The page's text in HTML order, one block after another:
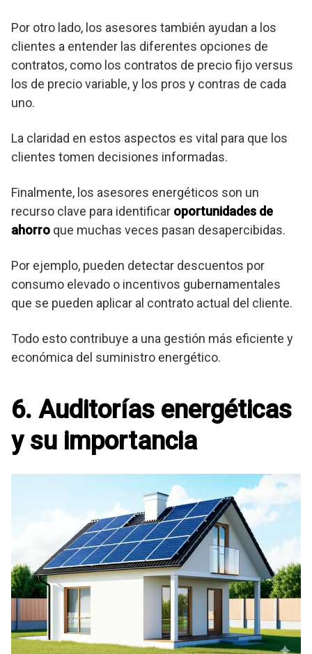
Por otro lado, los asesores también ayudan a los
clientes a entender las diferentes opciones de
contratos, como los contratos de precio fijo versus
los de precio variable, y los pros y contras de cada
uno.
La claridad en estos aspectos es vital para que los
clientes tomen decisiones informadas.
Finalmente, los asesores energéticos son un
recurso clave para identificar oportunidades de
ahorro que muchas veces pasan desapercibidas.
Por ejemplo, pueden detectar descuentos por
consumo elevado o incentivos gubernamentales
que se pueden aplicar al contrato actual del cliente.
Todo esto contribuye a una gestión más eficiente y
económica del suministro energético.
6. Auditorías energéticas
y su importancia